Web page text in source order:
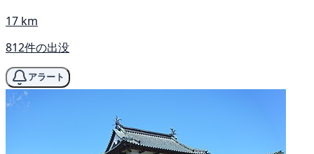
17 km
812件の出没
アラート